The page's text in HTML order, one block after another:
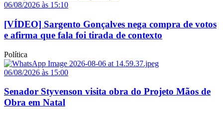
06/08/2026 às 15:10
[VÍDEO] Sargento Gonçalves nega compra de votos
e afirma que fala foi tirada de contexto
Política
06/08/2026 às 15:00
Senador Styvenson visita obra do Projeto Mãos de
Obra em Natal